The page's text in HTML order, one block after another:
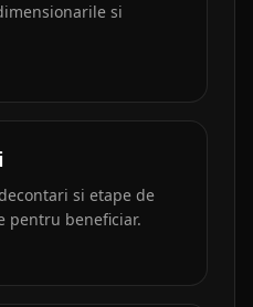
si
si etape de
pentru beneficiar.